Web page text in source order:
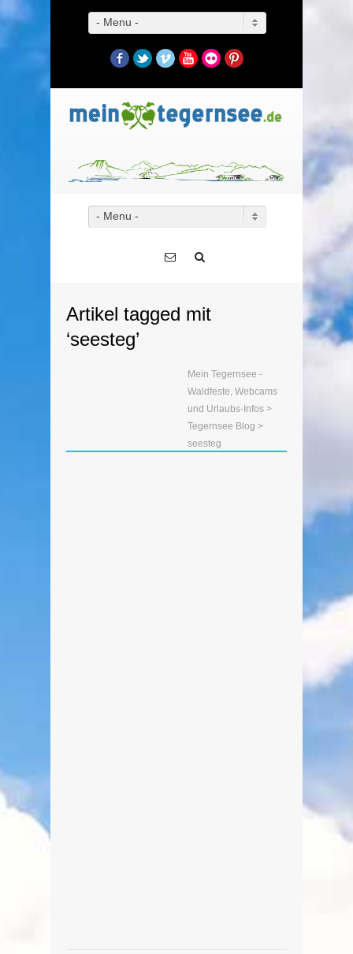
- Menu -
Facebook
TwitterVimeoYouTube
FlickrPinterest
- Menu -
Artikel tagged mit
‘seesteg’
Mein Tegernsee -
Waldfeste, Webcams
und Urlaubs-Infos >
Tegernsee Blog >
seesteg